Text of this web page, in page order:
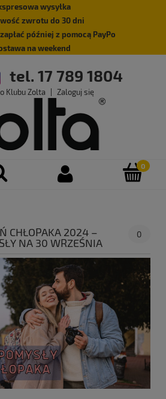
wysyłka
zwrotu do 30 dni
później z pomocą PayPo
na weekend
tel. 17 789 1804
Klubu Zolta Zaloguj się
CHŁOPAKA 2024 –
NA 30 WRZEŚNIA
0